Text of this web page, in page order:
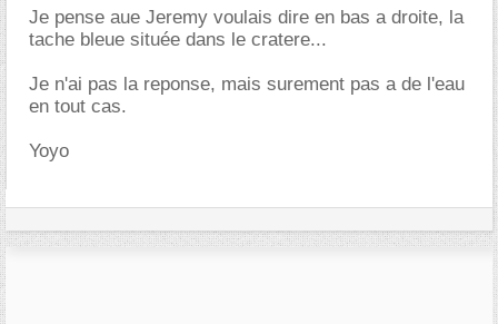
Je pense aue Jeremy voulais dire en bas a droite, la
tache bleue située dans le cratere...
Je n'ai pas la reponse, mais surement pas a de l'eau
en tout cas.
Yoyo